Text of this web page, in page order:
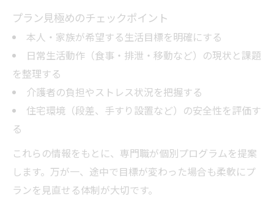
プラン見極めのチェックポイント
本人・家族が希望する生活目標を明確にする
日常生活動作（食事・排泄・移動など）の現状と課題
を整理する
介護者の負担やストレス状況を把握する
住宅環境（段差、手すり設置など）の安全性を評価す
る
これらの情報をもとに、専門職が個別プログラムを提案
します。万が一、途中で目標が変わった場合も柔軟にプ
ランを見直せる体制が大切です。